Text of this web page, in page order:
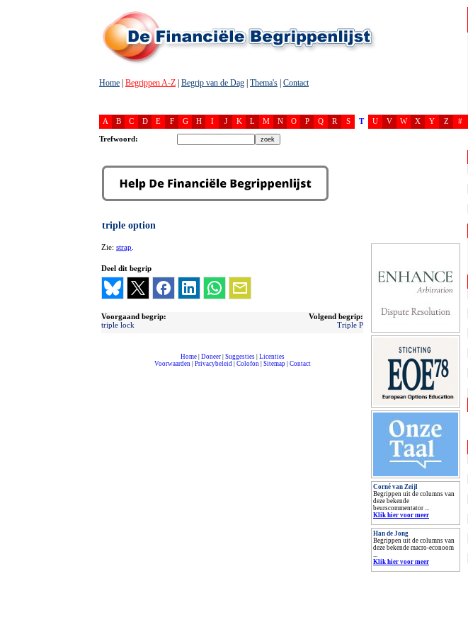
Home Begrippen A-Z Begrip van de Dag Thema's Contact
A B C D E F G H I J K L M N O P Q R S T U V W X Y Z #
Trefwoord:
triple option
Zie: strap
Deel dit begrip
Voorgaand begrip:
triple lock
Volgend begrip:
Triple P
Home| Doneer| Suggesties| Licenties
Voorwaarden| Privacybeleid| Colofon| Sitemap| Contact
Corné van Zeijl
Begrippen uit de columns van
deze bekende
beurscommentator ...
Klik hier voor meer
Han de Jong
Begrippen uit de columns van
deze bekende macro-econoom
...
Klik hier voor meer